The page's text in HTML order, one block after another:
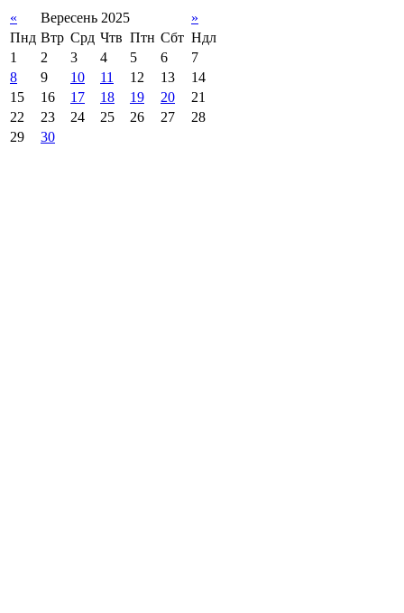
« Вересень 2025
»
Пнд Втр Срд Чтв Птн Сбт Ндл
1
2 3 4 5 6
7
8
9 10 11 12 13
14
15
16 17 18 19 20
21
22
23 24 25 26 27
28
29
30